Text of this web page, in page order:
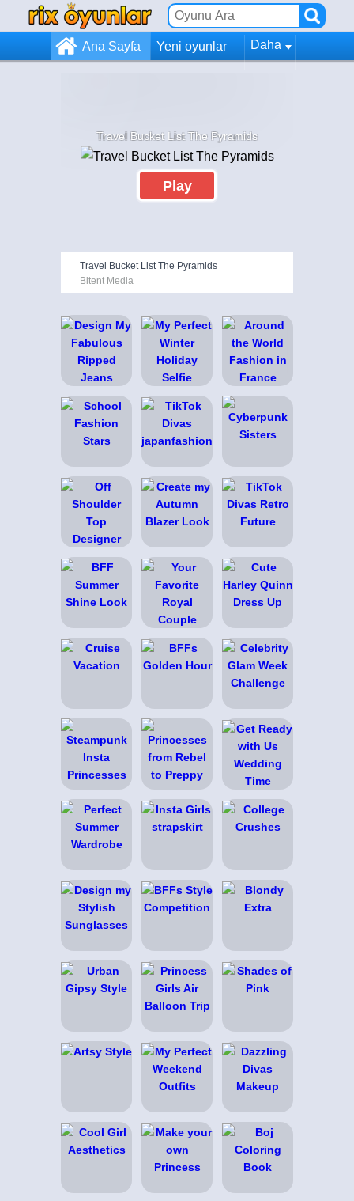
Ana Sayfa Yeni oyunlar Daha
Travel Bucket List The Pyramids
Play
Travel Bucket List The Pyramids
Bitent Media